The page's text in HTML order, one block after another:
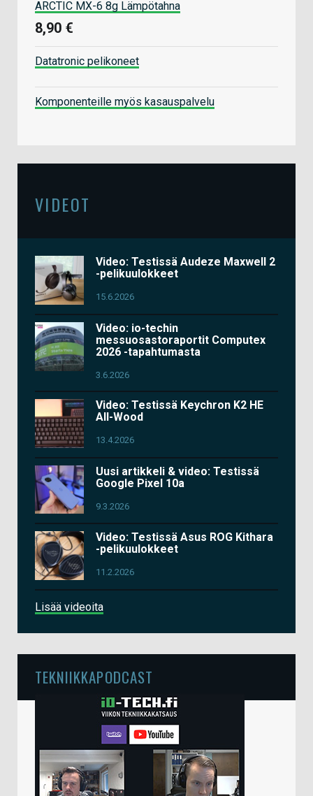
ARCTIC MX-6 8g Lämpötahna
8,90 €
Datatronic pelikoneet
Komponenteille myös kasauspalvelu
VIDEOT
Video: Testissä Audeze Maxwell 2
-pelikuulokkeet
15.6.2026
Video: io-techin
messuosastoraportit Computex
2026 -tapahtumasta
3.6.2026
Video: Testissä Keychron K2 HE
All-Wood
13.4.2026
Uusi artikkeli & video: Testissä
Google Pixel 10a
9.3.2026
Video: Testissä Asus ROG Kithara
-pelikuulokkeet
11.2.2026
Lisää videoita
TEKNIIKKAPODCAST